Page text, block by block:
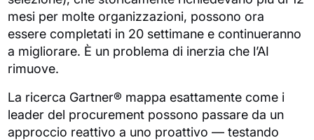
mesi per molte organizzazioni, possono ora
essere completati in 20 settimane e continueranno
a migliorare. È un problema di inerzia che l’AI
rimuove.
La ricerca Gartner® mappa esattamente come i
leader del procurement possono passare da un
approccio reattivo a uno proattivo — testando